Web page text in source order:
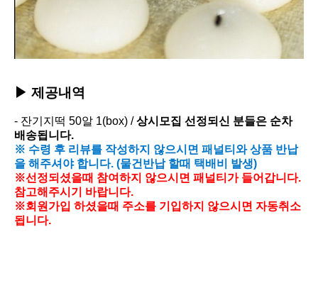
▶ 제공내역
- 잔기지떡 50알 1(box) /상시모집 선정되신 분들은 순차
배송됩니다.
※ 수령 후 리뷰를 작성하지 않으시면 패널티와 상품 반납
을 해주셔야 합니다. (물건반납 할때 택배비 발생)
※선정되셨을때 참여하지 않으시면 패널티가 들어갑니다.
참고해주시기 바랍니다.
※회원가입 하셨을때 주소를 기입하지 않으시면 자동취소
됩니다.